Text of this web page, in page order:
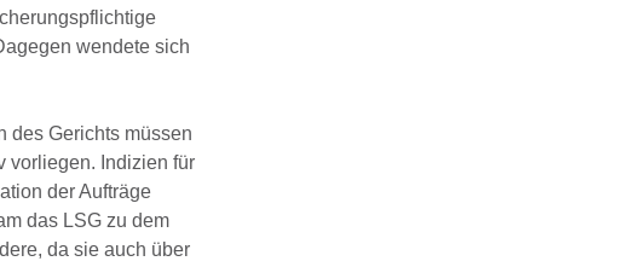
wendete sich
des Gerichts müssen
vorliegen. Indizien für
der Aufträge
das LSG zu dem
da sie auch über